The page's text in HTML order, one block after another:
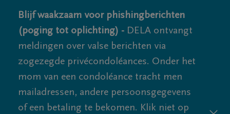
Blijf waakzaam voor phishingberichten
(poging tot oplichting) - DELA ontvangt
meldingen over valse berichten via
zogezegde privécondoléances. Onder het
mom van een condoléance tracht men
mailadressen, andere persoonsgegevens
of een betaling te bekomen. Klik niet op